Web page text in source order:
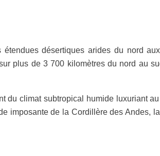
désertiques arides du nord
plus de 3 700 kilomètres du nord au
climat subtropical humide luxuriant
imposante de la Cordillère des Andes,